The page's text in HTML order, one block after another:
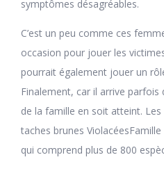
symptômes désagréables.
C’est un peu comme ces
occasion pour jouer les
pourrait également jouer un
Finalement, car il arrive parfois
de la famille en soit atteint.
taches brunes
qui comprend plus de 800